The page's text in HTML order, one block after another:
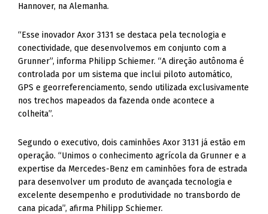
Hannover, na Alemanha.
“Esse inovador Axor 3131 se destaca pela tecnologia e
conectividade, que desenvolvemos em conjunto com a
Grunner”, informa Philipp Schiemer. “A direção autônoma é
controlada por um sistema que inclui piloto automático,
GPS e georreferenciamento, sendo utilizada exclusivamente
nos trechos mapeados da fazenda onde acontece a
colheita”.
Segundo o executivo, dois caminhões Axor 3131 já estão em
operação. “Unimos o conhecimento agrícola da Grunner e a
expertise da Mercedes-Benz em caminhões fora de estrada
para desenvolver um produto de avançada tecnologia e
excelente desempenho e produtividade no transbordo de
cana picada”, afirma Philipp Schiemer.